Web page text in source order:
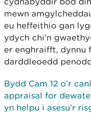
mewn
eu heffeithio gan
ydych chi’n
er enghraifft,
darddleoedd
Bydd Cam 12 o’r
appraisal for
yn helpu i asesu’r